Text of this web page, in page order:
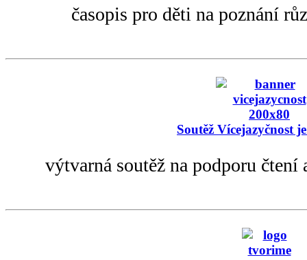
časopis pro děti na poznání
Soutěž Vícejazyčnost
výtvarná soutěž na podporu